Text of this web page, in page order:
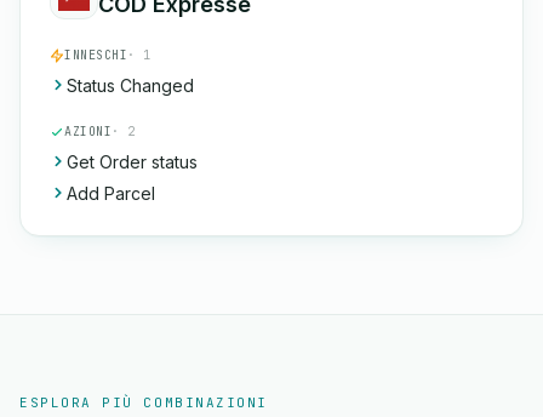
INNESCHI · 1
Status Changed
AZIONI · 2
Get Order status
Add Parcel
ESPLORA PIÙ COMBINAZIONI